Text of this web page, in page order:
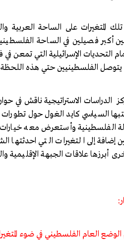
المتغيرات على الساحة العربية
أكبر فصيلين في الساحة
التحديات الإسرائيلية التي تمعن
يتوصل الفلسطينيين حتي هذه
الدراسات الاستراتيجية ناقش في
السياسي كايد الغول حول تطورات
الفلسطينية وأستعرض معه خيارات
إضافة إلى التغيرات التي
أبرزها علاقات الجبهة
العام الفلسطيني في ضوء